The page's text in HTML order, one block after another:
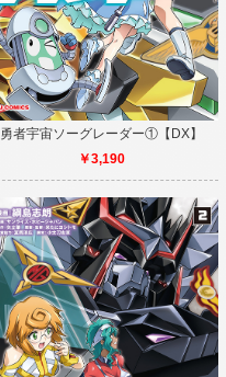
勇者宇宙ソーグレーダー①【DX】
￥3,190